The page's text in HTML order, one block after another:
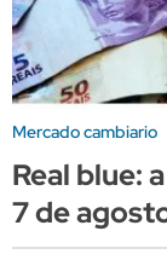
Mercado cambiario
Real blue:
7 de